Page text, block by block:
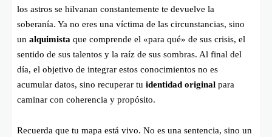
los astros se hilvanan constantemente te devuelve la
soberanía. Ya no eres una víctima de las circunstancias, sino
un alquimista que comprende el «para qué» de sus crisis, el
sentido de sus talentos y la raíz de sus sombras. Al final del
día, el objetivo de integrar estos conocimientos no es
acumular datos, sino recuperar tu identidad original para
caminar con coherencia y propósito.
Recuerda que tu mapa está vivo. No es una sentencia, sino un